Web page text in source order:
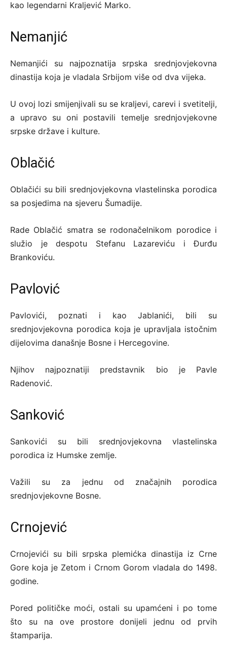
kao legendarni Kraljević Marko.
Nemanjić
Nemanjići su najpoznatija srpska srednjovjekovna
dinastija koja je vladala Srbijom više od dva vijeka.
U ovoj lozi smijenjivali su se kraljevi, carevi i svetitelji,
a upravo su oni postavili temelje srednjovjekovne
srpske države i kulture.
Oblačić
Oblačići su bili srednjovjekovna vlastelinska porodica
sa posjedima na sjeveru Šumadije.
Rade Oblačić smatra se rodonačelnikom porodice i
služio je despotu Stefanu Lazareviću i Đurđu
Brankoviću.
Pavlović
Pavlovići, poznati i kao Jablanići, bili su
srednjovjekovna porodica koja je upravljala istočnim
dijelovima današnje Bosne i Hercegovine.
Njihov najpoznatiji predstavnik bio je Pavle
Radenović.
Sanković
Sankovići su bili srednjovjekovna vlastelinska
porodica iz Humske zemlje.
Važili su za jednu od značajnih porodica
srednjovjekovne Bosne.
Crnojević
Crnojevići su bili srpska plemićka dinastija iz Crne
Gore koja je Zetom i Crnom Gorom vladala do 1498.
godine.
Pored političke moći, ostali su upamćeni i po tome
što su na ove prostore donijeli jednu od prvih
štamparija.